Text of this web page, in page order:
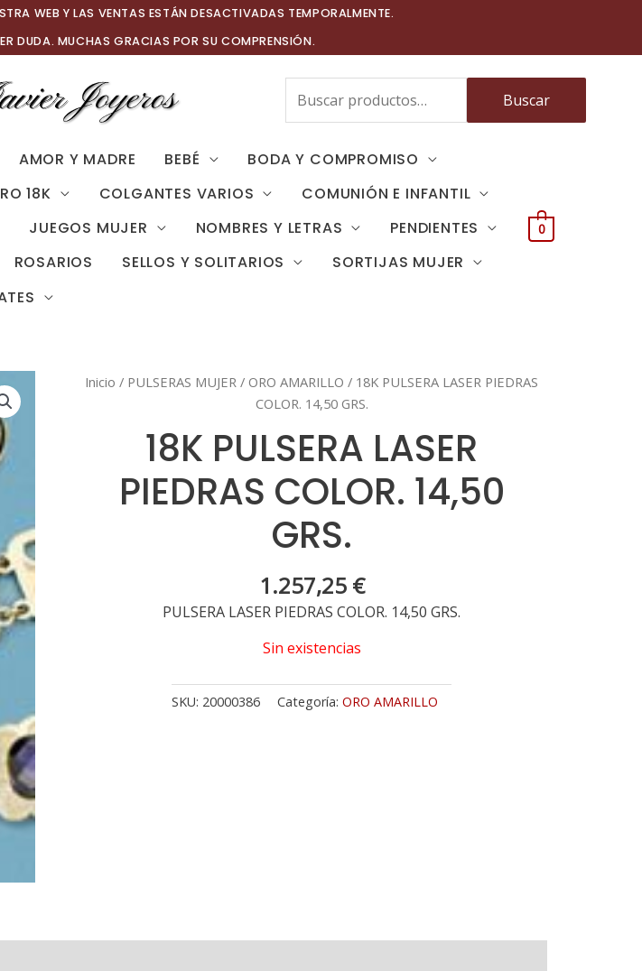
WEB Y LAS VENTAS ESTÁN DESACTIVADAS TEMPORALMENTE.
DUDA. MUCHAS GRACIAS POR SU COMPRENSIÓN.
Buscar
por:
Buscar
AMOR Y MADRE BEBÉ
BODA Y COMPROMISO
18K COLGANTES VARIOS
COMUNIÓN E INFANTIL
JUEGOS MUJER NOMBRES Y LETRAS
PENDIENTES
ROSARIOS SELLOS Y SOLITARIOS
SORTIJAS MUJER
0
Inicio / PULSERAS MUJER /ORO AMARILLO / 18K PULSERA LASER PIEDRAS
COLOR. 14,50 GRS.
18K PULSERA LASER
PIEDRAS COLOR. 14,50
GRS.
1.257,25 €
PULSERA LASER PIEDRAS COLOR. 14,50 GRS.
Sin existencias
SKU: 20000386 Categoría:ORO AMARILLO